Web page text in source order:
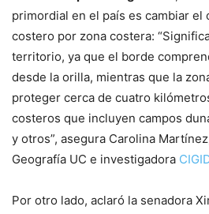
primordial en el país es cambiar el
costero por zona costera:
territorio, ya que el borde
desde la orilla, mientras que la
proteger cerca de cuatro
costeros que incluyen campos
y otros”, asegura Carolina
Geografía UC e investigadora
Por otro lado, aclaró la senadora